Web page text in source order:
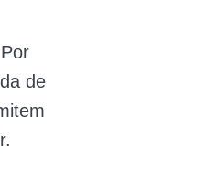
de